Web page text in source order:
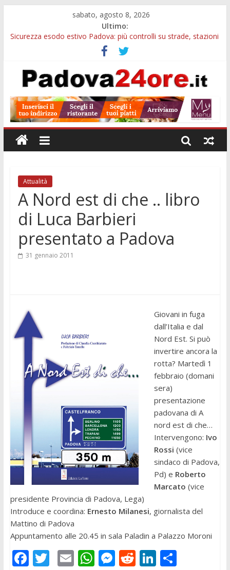
sabato, agosto 8, 2026
Ultimo:
Sicurezza esodo estivo Padova: più controlli su strade, stazioni
Calici di Stelle Arzergrande: astronomia, musica e sapori al
Casone Azzurro
Notizie di Padova alle ore 10: censimento a Monselice, arresto
Notizie di Padova alle ore 23: maltrattamenti, arresto a
Limena e progetto Cool Shop
Bando sicurezza urbana Veneto: 650mila euro per Comuni e
Polizie locali
Attualità
A Nord est di che .. libro
di Luca Barbieri
presentato a Padova
31 gennaio 2011
Giovani in fuga
dall’Italia e dal
Nord Est. Si può
invertire ancora la
rotta? Martedì 1
febbraio (domani
sera)
presentazione
padovana di A
nord est di che…
Intervengono: Ivo
Rossi (vice
sindaco di Padova,
Pd) e Roberto
Marcato (vice
presidente Provincia di Padova, Lega)
Introduce e coordina: Ernesto Milanesi, giornalista del
Mattino di Padova
Appuntamento alle 20.45 in sala Paladin a Palazzo Moroni
F T E W M R Li C